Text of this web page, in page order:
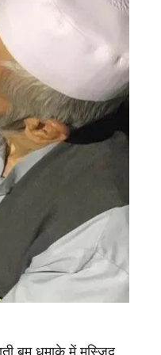
बम धमाके में मस्जिद